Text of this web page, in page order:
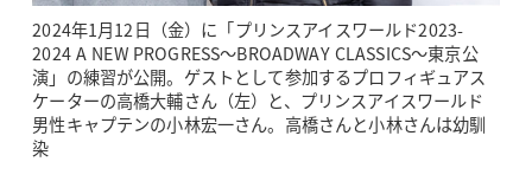
2024年1月12日（金）に「プリンスアイスワールド2023-
2024 A NEW PROGRESS～BROADWAY CLASSICS～東京公
演」の練習が公開。ゲストとして参加するプロフィギュアス
ケーターの高橋大輔さん（左）と、プリンスアイスワールド
男性キャプテンの小林宏一さん。高橋さんと小林さんは幼馴
染